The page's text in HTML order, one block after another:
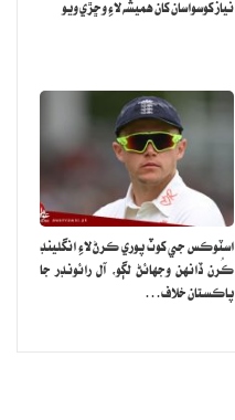
نياز کوسواسان کان هميشه لاءِ وڇڙي ويو
اسٽوڪس جي کوٽ پوري ڪرڻ لاءِ انگلينڊ
ڪُرن ڏانهن وجهائڻ لڳو، آل رائونڊر جا
پاڪستان خلاف…